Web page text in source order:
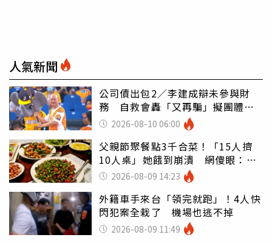
人氣新聞
公司債出包2／李建成辯未參與財
務 自救會轟「又再騙」擬團體訴
訟 2026-08-10 06:00
父親節聚餐點3千合菜！「15人擠
10人桌」她餓到崩潰 網傻眼：讓
店家看笑話
2026-08-09 14:23
外籍車手來台「領完就跑」！4人快
閃犯案全栽了 機場也逃不掉
2026-08-09 11:49